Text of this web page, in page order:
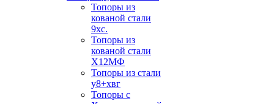
Топоры из
кованой стали
9хс.
Топоры из
кованой стали
Х12МФ
Топоры из стали
у8+хвг
Топоры с